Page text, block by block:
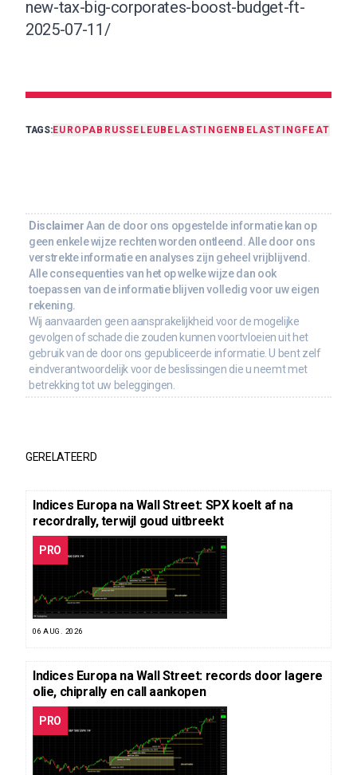
new-tax-big-corporates-boost-budget-ft-
2025-07-11/
TAGS:EUROPA BRUSSEL EU BELASTINGEN BELASTING FEAT
Disclaimer Aan de door ons opgestelde informatie kan op
geen enkele wijze rechten worden ontleend. Alle door ons
verstrekte informatie en analyses zijn geheel vrijblijvend.
Alle consequenties van het op welke wijze dan ook
toepassen van de informatie blijven volledig voor uw eigen
rekening.
Wij aanvaarden geen aansprakelijkheid voor de mogelijke
gevolgen of schade die zouden kunnen voortvloeien uit het
gebruik van de door ons gepubliceerde informatie. U bent zelf
eindverantwoordelijk voor de beslissingen die u neemt met
betrekking tot uw beleggingen.
GERELATEERD
Indices Europa na Wall Street: SPX koelt af na
recordrally, terwijl goud uitbreekt
PRO
06 AUG. 2026
Indices Europa na Wall Street: records door lagere
olie, chiprally en call aankopen
PRO